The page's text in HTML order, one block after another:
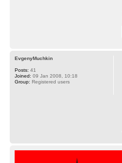
EvgenyMuchkin
Posts: 41
Joined: 09 Jan 2008, 10:18
Group: Registered users